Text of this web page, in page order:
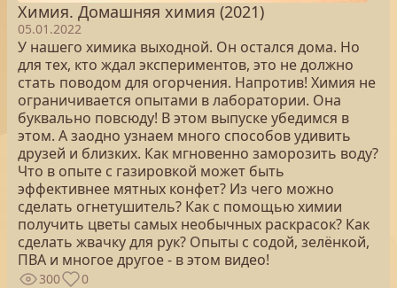
Химия. Домашняя химия (2021)
05.01.2022
У нашего химика выходной. Он остался дома. Но
для тех, кто ждал экспериментов, это не должно
стать поводом для огорчения. Напротив! Химия не
ограничивается опытами в лаборатории. Она
буквально повсюду! В этом выпуске убедимся в
этом. А заодно узнаем много способов удивить
друзей и близких. Как мгновенно заморозить воду?
Что в опыте с газировкой может быть
эффективнее мятных конфет? Из чего можно
сделать огнетушитель? Как с помощью химии
получить цветы самых необычных раскрасок? Как
сделать жвачку для рук? Опыты с содой, зелёнкой,
ПВА и многое другое - в этом видео!
300 0